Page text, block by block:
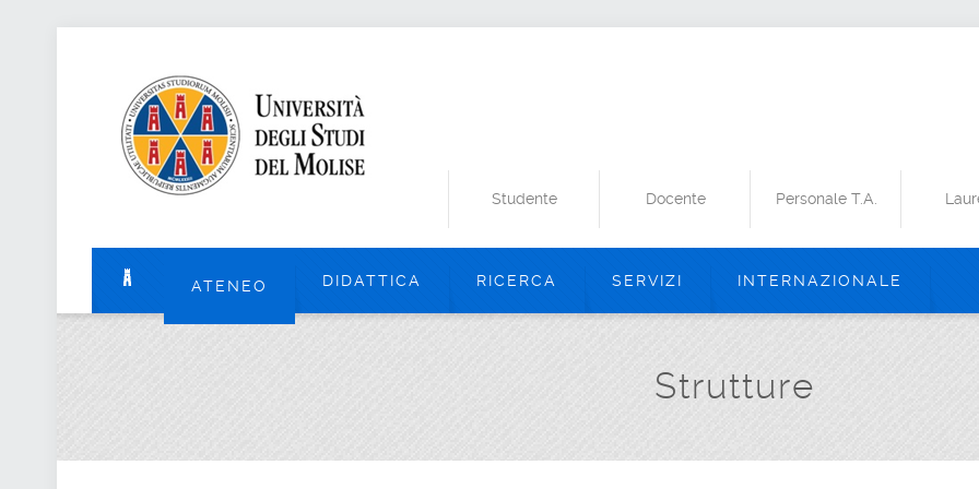
Studente Docente Personale T.A.
ATENEO DIDATTICA RICERCA SERVIZI INTERNAZIONALE
Strutture